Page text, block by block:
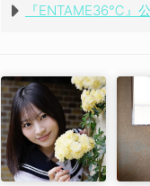
『ENTAME36℃』